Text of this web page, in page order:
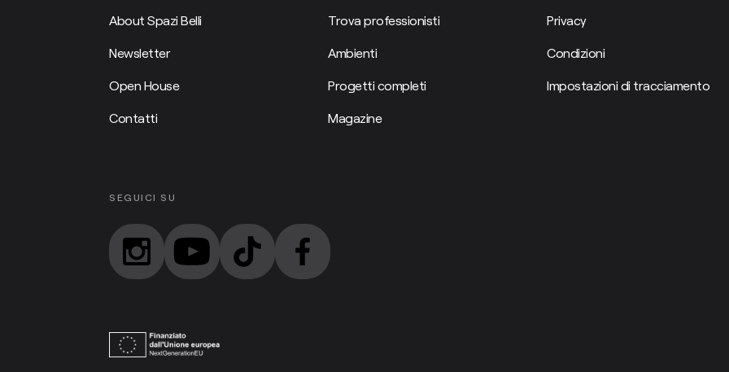
About Spazi Belli
Newsletter
Open House
Contatti
Trova professionisti
Ambienti
Progetti completi
Magazine
Privacy
Condizioni
Impostazioni di tracciamento
SEGUICI SU